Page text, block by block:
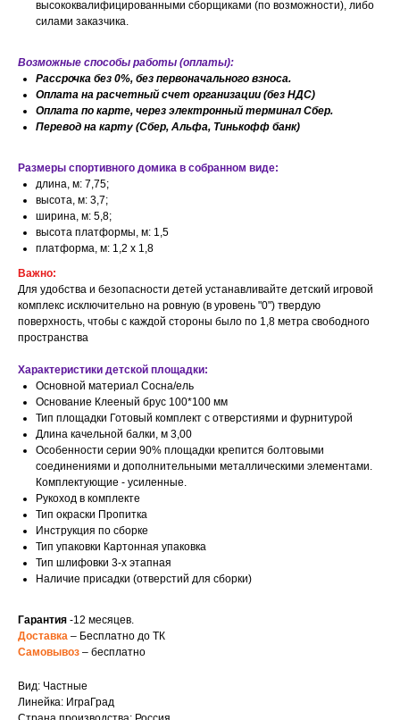
высококвалифицированными сборщиками (по возможности), либо
силами заказчика.
Возможные способы работы (оплаты):
Рассрочка без 0%, без первоначального взноса.
Оплата на расчетный счет организации (без НДС)
Оплата по карте, через электронный терминал Сбер.
Перевод на карту (Сбер, Альфа, Тинькофф банк)
Размеры спортивного домика в собранном виде:
длина, м: 7,75;
высота, м: 3,7;
ширина, м: 5,8;
высота платформы, м: 1,5
платформа, м: 1,2 х 1,8
Важно:
Для удобства и безопасности детей устанавливайте детский игровой
комплекс исключительно на ровную (в уровень "0") твердую
поверхность, чтобы с каждой стороны было по 1,8 метра свободного
пространства
Характеристики детской площадки:
Основной материал Сосна/ель
Основание Клееный брус 100*100 мм
Тип площадки Готовый комплект с отверстиями и фурнитурой
Длина качельной балки, м 3,00
Особенности серии 90% площадки крепится болтовыми
соединениями и дополнительными металлическими элементами.
Комплектующие - усиленные.
Рукоход в комплекте
Тип окраски Пропитка
Инструкция по сборке
Тип упаковки Картонная упаковка
Тип шлифовки 3-х этапная
Наличие присадки (отверстий для сборки)
Гарантия -12 месяцев.
Доставка – Бесплатно до ТК
Самовывоз – бесплатно
Вид: Частные
Линейка: ИграГрад